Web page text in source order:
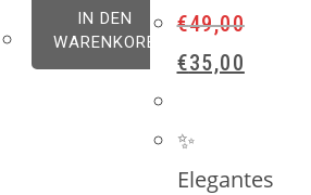
IN DEN
WARENKORB
€49,00
Ursprünglicher
Preis
€35,00Preis
✨
Elegantes